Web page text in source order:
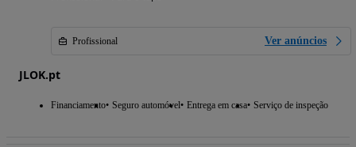
Profissional Ver anúncios
JLOK.pt
Financiamento Seguro automóvel Entrega em casa Serviço de inspeção